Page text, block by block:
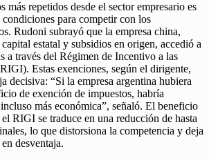
más repetidos desde el sector empresario es
para competir con los
Rudoni subrayó que la empresa china,
estatal y subsidios en origen, accedió a
a través del Régimen de Incentivo a las
Estas exenciones, según el dirigente,
decisiva: “Si la empresa argentina hubiera
de exención de impuestos, habría
más económica”, señaló. El beneficio
RIGI se traduce en una reducción de hasta
lo que distorsiona la competencia y deja
desventaja.